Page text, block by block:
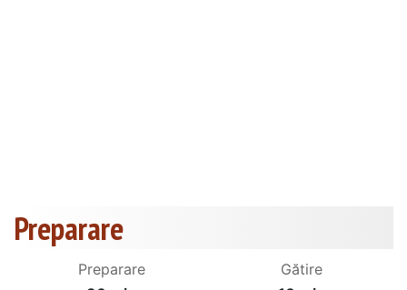
Preparare
Preparare
Gătire